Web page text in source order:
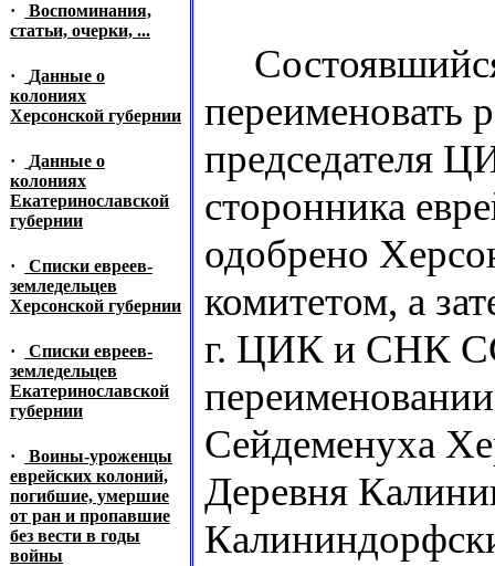
·
Воспоминания,
статьи, очерки, ...
·
Данные о
колониях
Херсонской губернии
·
Данные о
колониях
Екатеринославской
губернии
·
Списки евреев-
земледельцев
Херсонской губернии
·
Списки евреев-
земледельцев
Екатеринославской
губернии
·
Воины-уроженцы
еврейских колоний,
погибшие, умершие
от ран и пропавшие
без вести в годы
войны
Состоявшийся
переименовать
председателя
сторонника
одобрено
комитетом, а
г. ЦИК и СНК
Сейдеменуха
Деревня